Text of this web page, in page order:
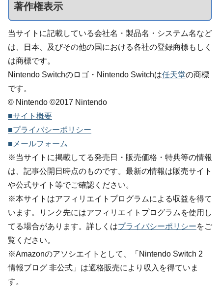
著作権表示
当サイトに記載している会社名・製品名・システム名など
は、日本、及びその他の国における各社の登録商標もしく
は商標です。
Nintendo Switchのロゴ・Nintendo Switchは任天堂の商標
です。
© Nintendo ©2017 Nintendo
■サイト概要
■プライバシーポリシー
■メールフォーム
※当サイトに掲載してる発売日・販売価格・特典等の情報
は、記事公開日時点のものです。最新の情報は販売サイト
や公式サイト等でご確認ください。
※本サイトはアフィリエイトプログラムによる収益を得て
います。リンク先にはアフィリエイトプログラムを使用し
てる場合があります。詳しくはプライバシーポリシーをご
覧ください。
※Amazonのアソシエイトとして、「Nintendo Switch 2
情報ブログ 非公式」は適格販売により収入を得ていま
す。